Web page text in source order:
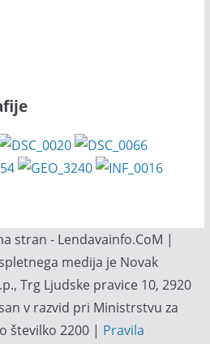
stran - Lendavainfo.CoM |
medija je Novak
Trg Ljudske pravice 10, 2920
v razvid pri Ministrstvu za
številko 2200 | Pravila